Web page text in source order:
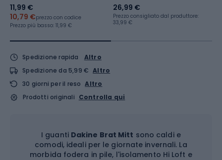
11,99 €
10,79 €prezzo con codice
Prezzo più basso: 11,99 €
26,99 €
Prezzo consigliato dal produttore:
33,99 €
Spedizione rapida
Altro
Spedizione da 5,99 € Altro
30 giorni per il reso Altro
Prodotti originali Controlla qui
I guanti Dakine Brat Mitt sono caldi e
comodi, ideali per le giornate invernali. La
morbida fodera in pile, l'isolamento Hi Loft e